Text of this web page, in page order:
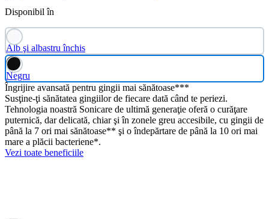
Disponibil în
Alb şi albastru închis
Negru
Îngrijire avansată pentru gingii mai sănătoase***
Susţine-ţi sănătatea gingiilor de fiecare dată când te periezi.
Tehnologia noastră Sonicare de ultimă generaţie oferă o curăţare
puternică, dar delicată, chiar şi în zonele greu accesibile, cu gingii de
până la 7 ori mai sănătoase** şi o îndepărtare de până la 10 ori mai
mare a plăcii bacteriene*.
Vezi toate beneficiile